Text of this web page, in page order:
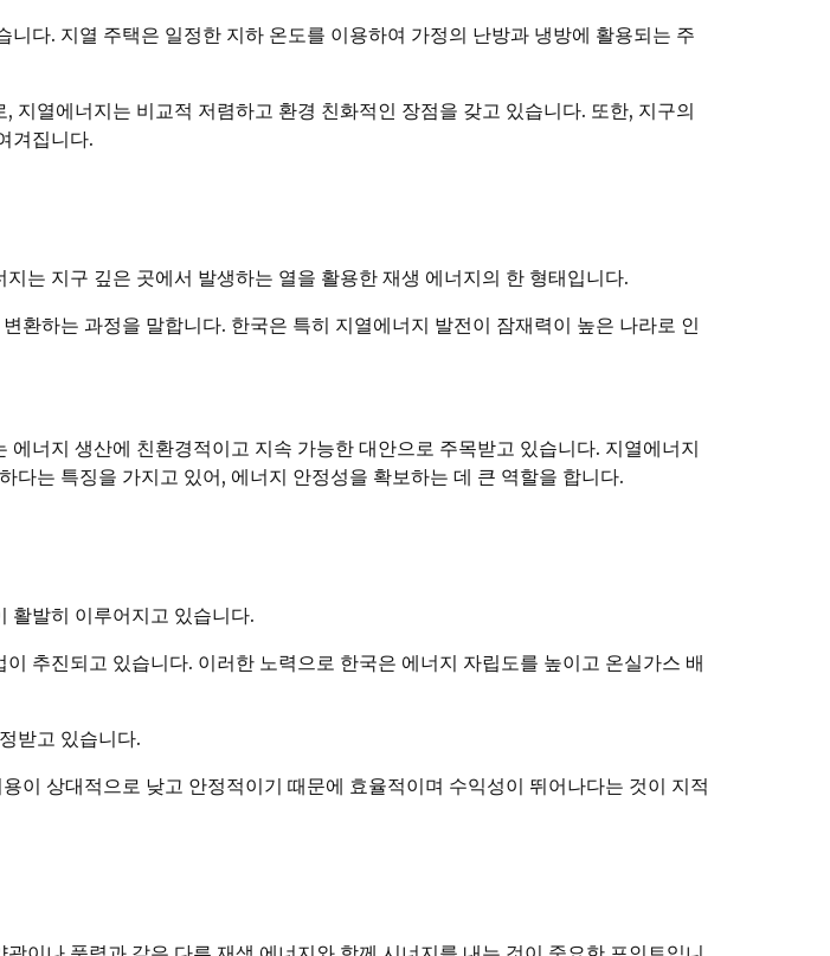
다. 지열 주택은 일정한 지하 온도를 이용하여 가정의 난방과 냉방에 활용되는 주
열에너지는 비교적 저렴하고 환경 친화적인 장점을 갖고 있습니다. 또한, 지구의
겨집니다.
는 지구 깊은 곳에서 발생하는 열을 활용한 재생 에너지의 한 형태입니다.
환하는 과정을 말합니다. 한국은 특히 지열에너지 발전이 잠재력이 높은 나라로 인
너지 생산에 친환경적이고 지속 가능한 대안으로 주목받고 있습니다. 지열에너지
는 특징을 가지고 있어, 에너지 안정성을 확보하는 데 큰 역할을 합니다.
활발히 이루어지고 있습니다.
추진되고 있습니다. 이러한 노력으로 한국은 에너지 자립도를 높이고 온실가스 배
받고 있습니다.
이 상대적으로 낮고 안정적이기 때문에 효율적이며 수익성이 뛰어나다는 것이 지적